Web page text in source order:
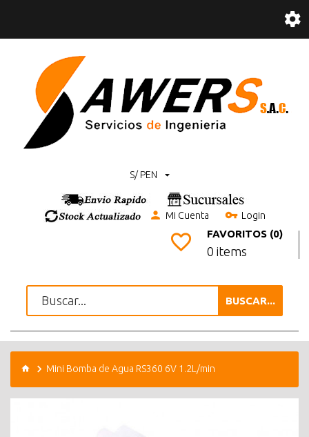
S/ PEN
Mi Cuenta Login
FAVORITOS (0)
0 items
BUSCAR...
Mini Bomba de Agua RS360 6V 1.2L/min